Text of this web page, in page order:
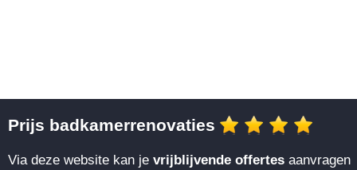
Prijs badkamerrenovaties
Via deze website kan je vrijblijvende offertes aanvragen